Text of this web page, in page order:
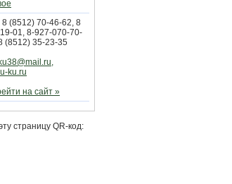
8 (8512) 70-46-62, 8
01, 8-927-070-70-
(8512) 35-23-35
ku.ru
на сайт »
страницу QR-код: